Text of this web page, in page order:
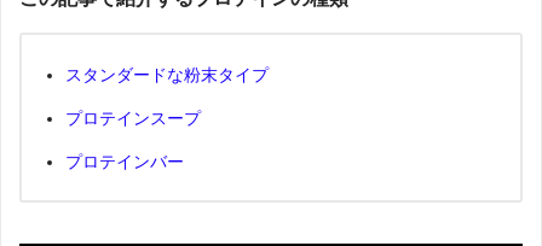
スタンダードな粉末タイプ
プロテインスープ
プロテインバー